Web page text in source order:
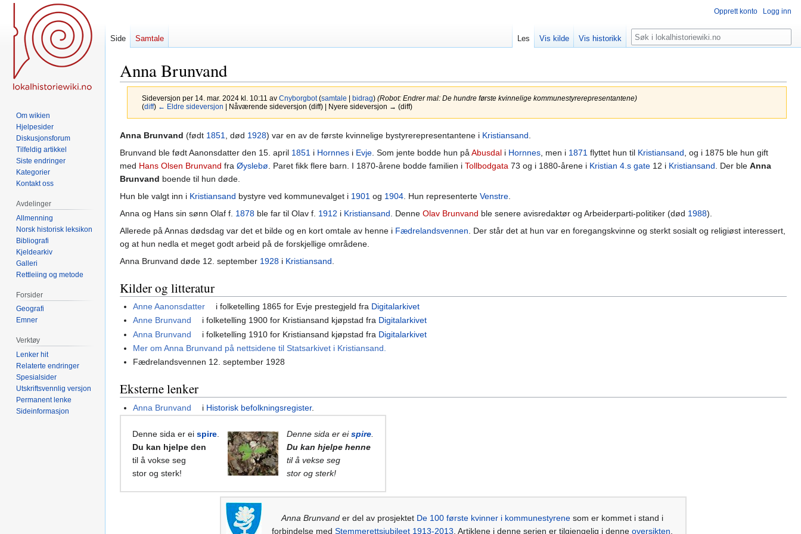
Anna Brunvand
Sideversjon per 14. mar. 2024 kl. 10:11 av Cnyborgbot (samtale bidrag) (Robot: Endrer mal: De hundre første kvinnelige kommunestyrerepresentantene)
(diff) ← Eldre sideversjon | Nåværende sideversjon (diff) | Nyere sideversjon → (diff)
Hopp
til
navigering
Hopp
til
Anna Brunvand (født 1851 , død 1928) var en av de første kvinnelige bystyrerepresentantene i Kristiansand
Brunvand ble født Aanonsdatter den 15. april 1851 i Hornnes i Evje . Som jente bodde hun på Abusdal i Hornnes , men i 1871 flyttet hun til Kristiansand , og i 1875 ble hun gift
med Hans Olsen Brunvand fra Øyslebø . Paret fikk flere barn. I 1870-årene bodde familien i Tollbodgata 73 og i 1880-årene i Kristian 4.s gate 12 i Kristiansand . Der ble Anna
Brunvand boende til hun døde.
Hun ble valgt inn i Kristiansand bystyre ved kommunevalget i 1901 og 1904 . Hun representerte Venstre
Anna og Hans sin sønn Olaf f. 1878 ble far til Olav f. 1912 i Kristiansand . Denne Olav Brunvand ble senere avisredaktør og Arbeiderparti-politiker (død 1988).
Allerede på Annas dødsdag var det et bilde og en kort omtale av henne i Fædrelandsvennen . Der står det at hun var en foregangskvinne og sterkt sosialt og religiøst interessert,
og at hun nedla et meget godt arbeid på de forskjellige områdene.
Anna Brunvand døde 12. september 1928 i Kristiansand
Kilder og litteratur
Anne Aanonsdatter i folketelling 1865 for Evje prestegjeld fra Digitalarkivet
Anne Brunvand
i folketelling 1900 for Kristiansand kjøpstad fra Digitalarkivet
Anna Brunvand
i folketelling 1910 for Kristiansand kjøpstad fra Digitalarkivet
Mer om Anna Brunvand på nettsidene til Statsarkivet i Kristiansand.
Fædrelandsvennen 12. september 1928
Eksterne lenker
Anna Brunvand i Historisk befolkningsregister.
Denne sida er ei spire
Du kan hjelpe den
til å vokse seg
stor og sterk!
Denne sida er eispire
Du kan hjelpe henne
til å vekse seg
stor og sterk!
Anna Brunvand er del av prosjektet De 100 første kvinner i kommunestyrene som er kommet i stand i
forbindelse med Stemmerettsjubileet 1913-2013 . Artiklene i denne serien er tilgjengelig i denne oversikten
Opprett konto Logg inn
Side Samtale Les Vis kilde Vis historikk Søk
Om wikien
Hjelpesider
Diskusjonsforum
Tilfeldig artikkel
Siste endringer
Kategorier
Kontakt oss
Avdelinger
Allmenning
Norsk historisk leksikon
Bibliografi
Kjeldearkiv
Galleri
Rettleiing og metode
Forsider
Geografi
Emner
Verktøy
Lenker hit
Relaterte endringer
Spesialsider
Utskriftsvennlig versjon
Permanent lenke
Sideinformasjon